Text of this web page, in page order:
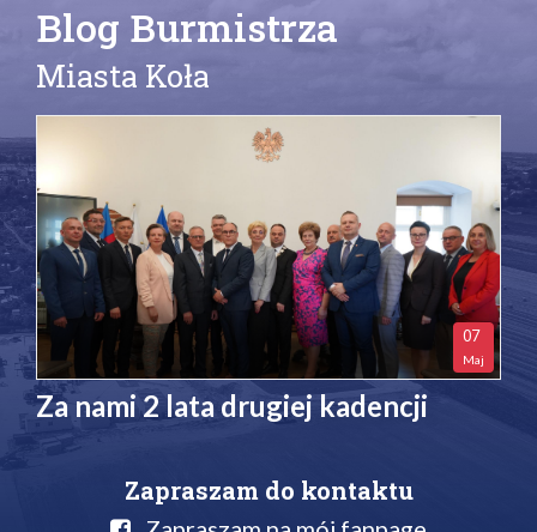
Blog Burmistrza
Miasta Koła
07
Maj
Za nami 2 lata drugiej kadencji
Zapraszam do kontaktu